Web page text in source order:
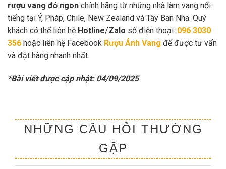
rượu vang đỏ ngon chính hãng từ những nhà làm vang nổi
tiếng tại Ý, Pháp, Chile, New Zealand và Tây Ban Nha. Quý
khách có thể liên hệ Hotline/Zalo số điện thoại: 096 3030
356 hoặc liên hệ Facebook Rượu Ánh Vang để được tư vấn
và đặt hàng nhanh nhất.
*Bài viết được cập nhật: 04/09/2025
NHỮNG CÂU HỎI THƯỜNG
GẶP